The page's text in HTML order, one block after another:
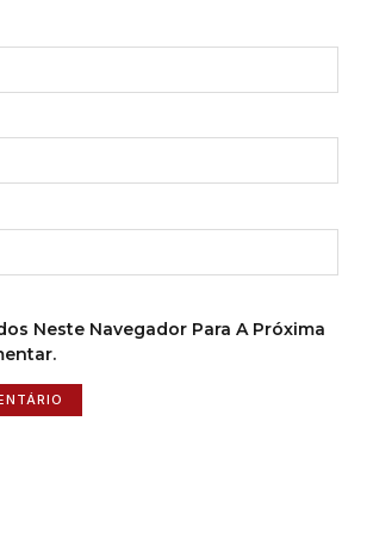
Neste Navegador Para A Próxima